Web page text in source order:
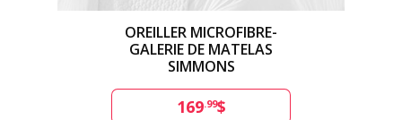
OREILLER MICROFIBRE-
GALERIE DE MATELAS
SIMMONS
169.99$